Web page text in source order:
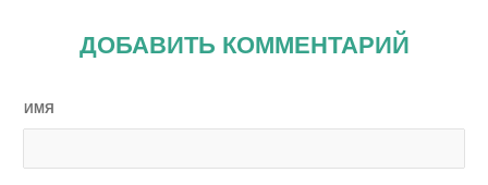
ДОБАВИТЬ КОММЕНТАРИЙ
ИМЯ